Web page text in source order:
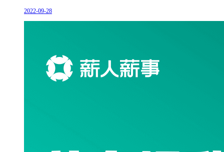
2022-09-28